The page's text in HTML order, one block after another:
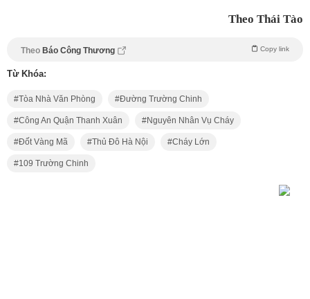
Theo Thái Tào
Theo Báo Công Thương Copy link
Từ Khóa:
Tòa Nhà Văn Phòng Đường Trường Chinh
Công An Quận Thanh Xuân Nguyên Nhân Vụ Cháy
Đốt Vàng Mã Thủ Đô Hà Nội Cháy Lớn
109 Trường Chinh